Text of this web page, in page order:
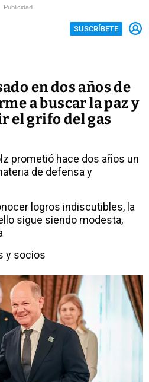
Publicidad
SUSCRÍBETE
en dos años de
a buscar la paz y
el grifo del gas
prometió hace dos años un
de defensa y
logros indiscutibles, la
sigue siendo modesta,
y socios